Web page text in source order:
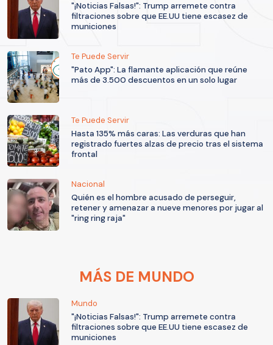
"¡Noticias Falsas!": Trump arremete contra
filtraciones sobre que EE.UU tiene escasez de
municiones
Te Puede Servir
"Pato App": La flamante aplicación que reúne
más de 3.500 descuentos en un solo lugar
Te Puede Servir
Hasta 135% más caras: Las verduras que han
registrado fuertes alzas de precio tras el sistema
frontal
Nacional
Quién es el hombre acusado de perseguir,
retener y amenazar a nueve menores por jugar al
"ring ring raja"
MÁS DE MUNDO
Mundo
"¡Noticias Falsas!": Trump arremete contra
filtraciones sobre que EE.UU tiene escasez de
municiones